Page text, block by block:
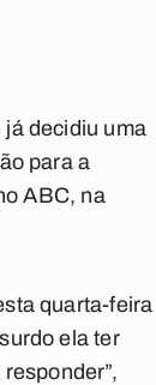
decidiu uma
para a
ABC, na
quarta-feira
ela ter